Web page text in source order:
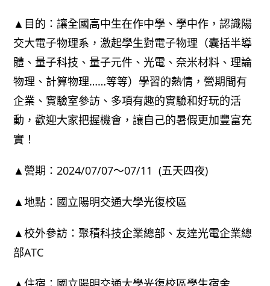
▲目的：讓全國高中生在作中學、學中作，認識陽
交大電子物理系，激起學生對電子物理（囊括半導
體、量子科技、量子元件、光電、奈米材料、理論
物理、計算物理……等等）學習的熱情，營期間有
企業、實驗室參訪、多項有趣的實驗和好玩的活
動，歡迎大家把握機會，讓自己的暑假更加豐富充
實！
▲營期：2024/07/07～07/11 (五天四夜)
▲地點：國立陽明交通大學光復校區
▲校外參訪：聚積科技企業總部、友達光電企業總
部ATC